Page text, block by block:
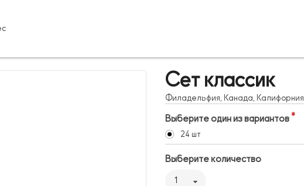
Сет классик
Филадельфия, Канада, Калифорния
Выберите один из вариантов
24 шт
Выберите количество
1